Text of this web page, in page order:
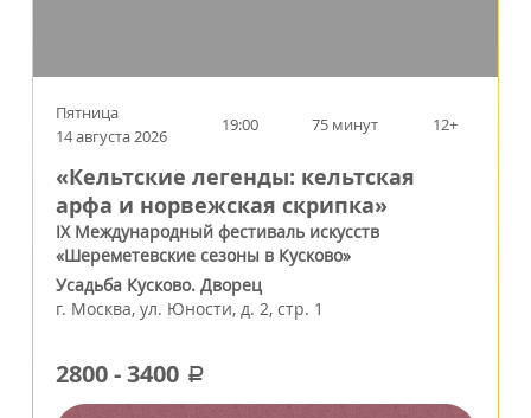
Пятница
14 августа 2026
19:00 75 минут 12+
«Кельтские легенды: кельтская
арфа и норвежская скрипка»
IX Международный фестиваль искусств
«Шереметевские сезоны в Кусково»
Усадьба Кусково. Дворец
г. Москва, ул. Юности, д. 2, стр. 1
2800-3400 a